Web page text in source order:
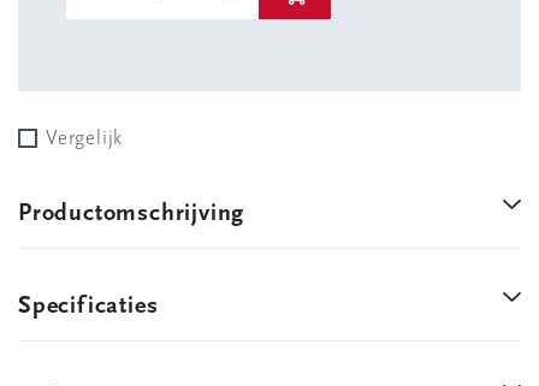
Vergelijk
Productomschrijving
Specificaties